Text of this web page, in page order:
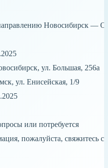
Новосибирск —
ул. Большая, 256а
ул. Енисейская, 1/9
или потребуется
пожалуйста, свяжитесь с